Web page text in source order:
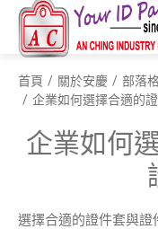
首頁 關於安慶
部落
企業如何選擇合適的
企業如何
選擇合適的證件套與